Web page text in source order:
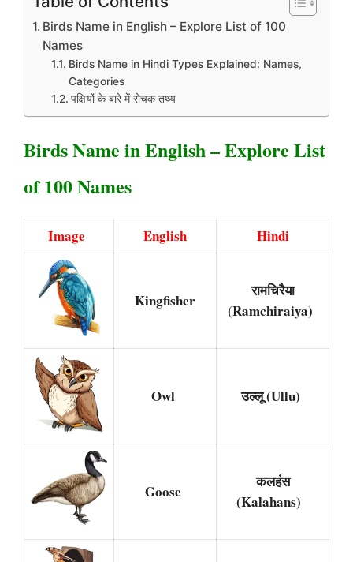
Birds Name in English – Explore List of 100
Names
Birds Name in Hindi Types Explained: Names,
Categories
पक्षियों के बारे में रोचक तथ्य
Birds Name in English – Explore List
of 100 Names
Image English Hindi
Kingfisher
रामचिरैया
(Ramchiraiya)
Owl उल्लू (Ullu)
Goose
कलहंस
(Kalahans)